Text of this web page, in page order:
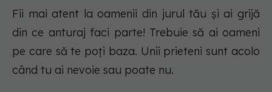
Fii mai atent la oamenii din jurul tău şi ai grijă
din ce anturaj faci parte! Trebuie să ai oameni
pe care să te poţi baza. Unii prieteni sunt acolo
când tu ai nevoie sau poate nu.